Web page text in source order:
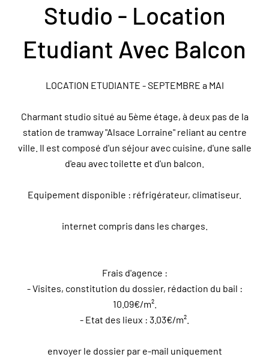
Studio - Location
Etudiant Avec Balcon
LOCATION ETUDIANTE - SEPTEMBRE a MAI
Charmant studio situé au 5ème étage, à deux pas de la
station de tramway "Alsace Lorraine" reliant au centre
ville. Il est composé d'un séjour avec cuisine, d'une salle
d'eau avec toilette et d'un balcon.
Equipement disponible : réfrigérateur, climatiseur.
internet compris dans les charges.
Frais d'agence :
- Visites, constitution du dossier, rédaction du bail :
10.09€/m².
- Etat des lieux : 3.03€/m².
envoyer le dossier par e-mail uniquement